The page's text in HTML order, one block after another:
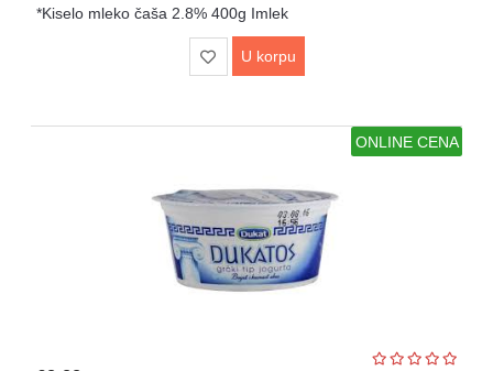
*Kiselo mleko čaša 2.8% 400g Imlek
U korpu
ONLINE CENA